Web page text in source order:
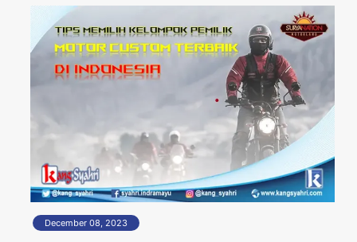
December 08, 2023